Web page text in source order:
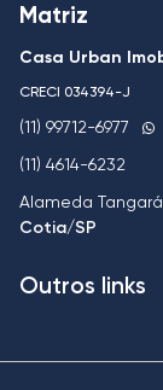
Matriz
Casa Urban
CRECI 034394-J
(11) 99712-6977
(11) 4614-6232
Alameda
Cotia/SP
Outros links